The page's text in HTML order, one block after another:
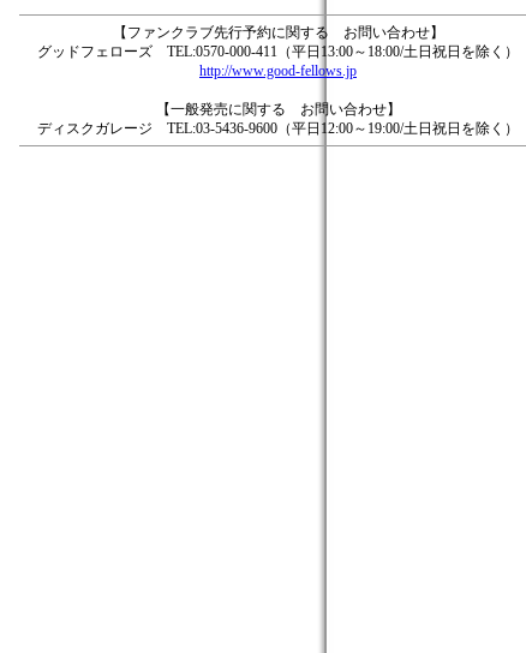
【ファンクラブ先行予約に関する お問い合わせ】
グッドフェローズ TEL:0570-000-411（平日13:00～18:00/土日祝日を除く）
http://www.good-fellows.jp
【一般発売に関する お問い合わせ】
ディスクガレージ TEL:03-5436-9600（平日12:00～19:00/土日祝日を除く）